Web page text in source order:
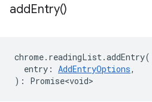
addEntry()
chrome. readingList .addEntry(
entry : AddEntryOptions,
) : Promise<void>